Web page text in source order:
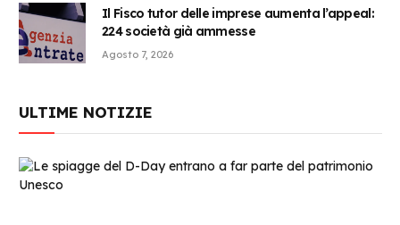
Il Fisco tutor delle imprese aumenta l’appeal:
224 società già ammesse
Agosto 7, 2026
ULTIME NOTIZIE